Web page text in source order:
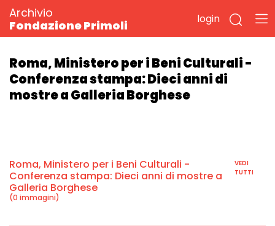
Archivio
Fondazione Primoli
login
Roma, Ministero per i Beni Culturali -
Conferenza stampa: Dieci anni di
mostre a Galleria Borghese
Roma, Ministero per i Beni Culturali -
Conferenza stampa: Dieci anni di mostre a
Galleria Borghese
(0 immagini)
VEDI
TUTTI